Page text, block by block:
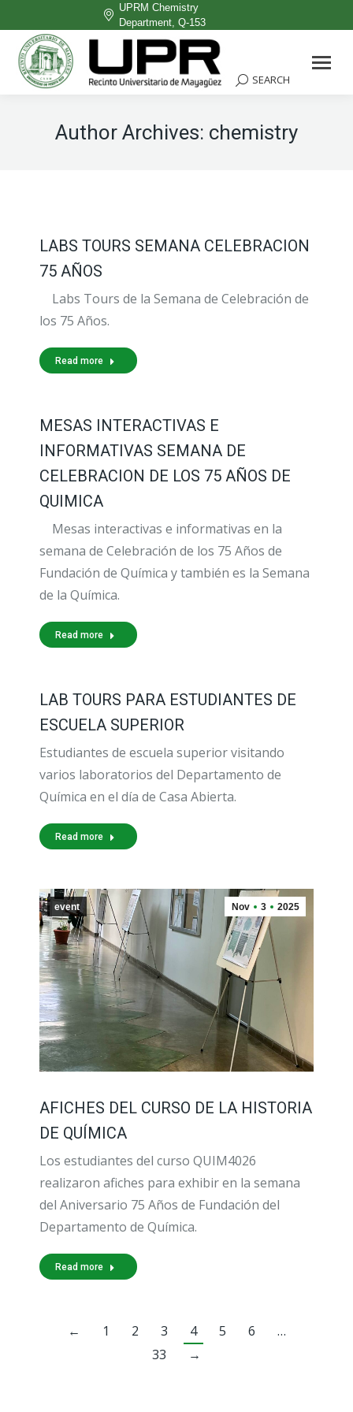
UPRM Chemistry
Department, Q-153
Facebook
page
new
Search:
SEARCH
Author Archives: chemistry
LABS TOURS SEMANA CELEBRACION
75 AÑOS
Labs Tours de la Semana de Celebración de
los 75 Años.
Read more
MESAS INTERACTIVAS E
INFORMATIVAS SEMANA DE
CELEBRACION DE LOS 75 AÑOS DE
QUIMICA
Mesas interactivas e informativas en la
semana de Celebración de los 75 Años de
Fundación de Química y también es la Semana
de la Química.
Read more
LAB TOURS PARA ESTUDIANTES DE
ESCUELA SUPERIOR
Estudiantes de escuela superior visitando
varios laboratorios del Departamento de
Química en el día de Casa Abierta.
Read more
Nov 3 2025
event
AFICHES DEL CURSO DE LA HISTORIA
DE QUÍMICA
Los estudiantes del curso QUIM4026
realizaron afiches para exhibir en la semana
del Aniversario 75 Años de Fundación del
Departamento de Química.
Read more
← 1 2 3 4 5 6
…
33
→